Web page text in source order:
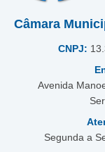
Câmara
CNPJ:
Avenida
Segunda a